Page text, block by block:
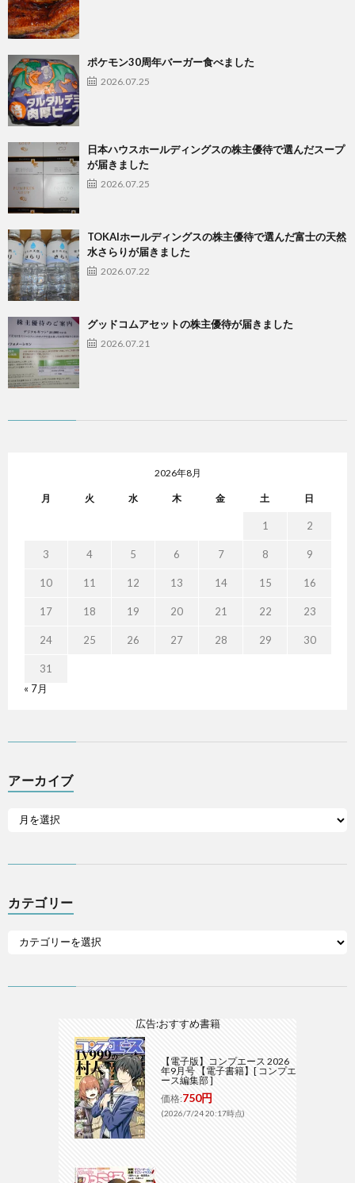
ポケモン30周年バーガー食べました
2026.07.25
日本ハウスホールディングスの株主優待で選んだスープ
が届きました
2026.07.25
TOKAIホールディングスの株主優待で選んだ富士の天然
水さらりが届きました
2026.07.22
グッドコムアセットの株主優待が届きました
2026.07.21
2026年8月
月 火 水 木 金 土 日
1 2
3 4 5 6 7 8 9
10 11 12 13 14 15 16
17 18 19 20 21 22 23
24 25 26 27 28 29 30
31
« 7月
アーカイブ
カテゴリー
広告:おすすめ書籍
【電子版】コンプエース 2026
年9月号 【電子書籍】[ コンプエ
ース編集部 ]
価格:750円
(2026/7/24 20:17時点)